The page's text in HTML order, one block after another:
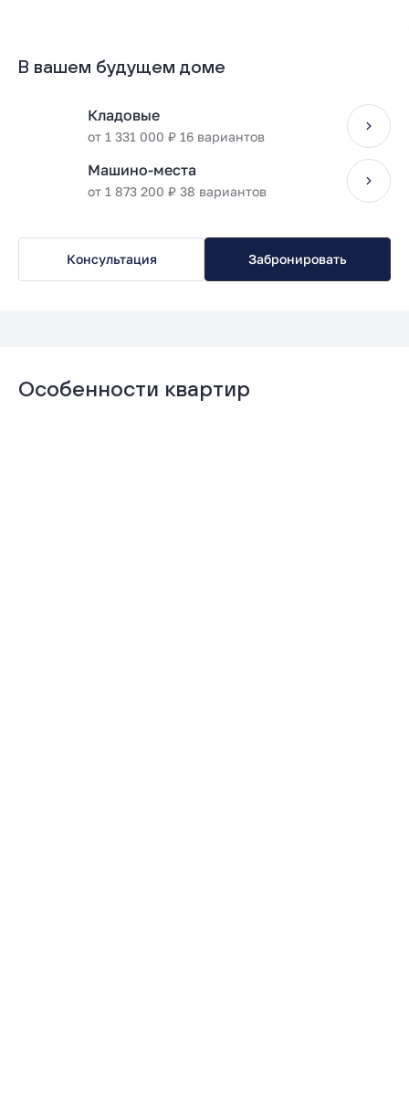
В вашем будущем доме
Кладовые
от 1 331 000 ₽ 16 вариантов
Машино-места
от 1 873 200 ₽ 38 вариантов
Консультация Забронировать
Особенности квартир